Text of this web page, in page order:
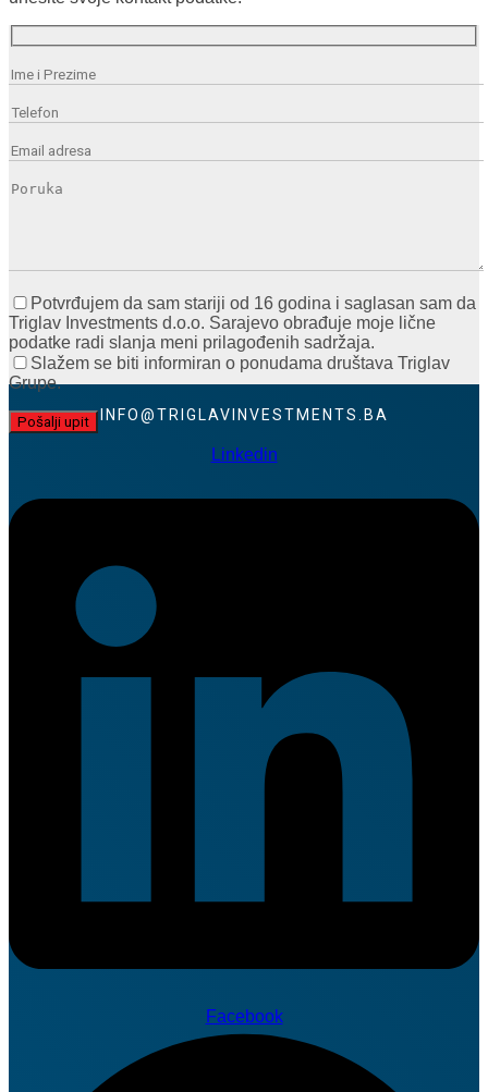
Potvrđujem da sam stariji od 16 godina i saglasan sam da
Triglav Investments d.o.o. Sarajevo obrađuje moje lične
podatke radi slanja meni prilagođenih sadržaja.
Slažem se biti informiran o ponudama društava Triglav
Grupe.
INFO@TRIGLAVINVESTMENTS.BA
Linkedin
Facebook